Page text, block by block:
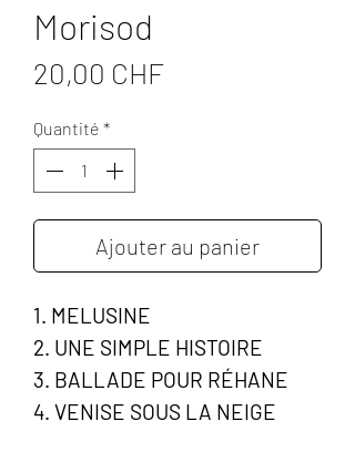
Morisod
20,00 CHFPrix
Quantité *
Ajouter au panier
1. MELUSINE
2. UNE SIMPLE HISTOIRE
3. BALLADE POUR RÉHANE
4. VENISE SOUS LA NEIGE